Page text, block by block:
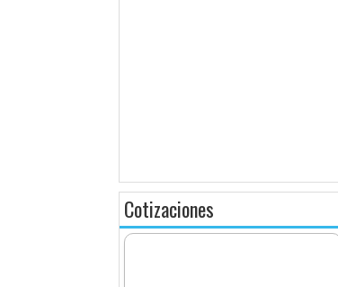
Cotizaciones